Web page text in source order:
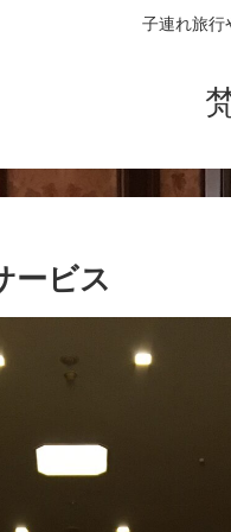
子連れ旅行
ービス